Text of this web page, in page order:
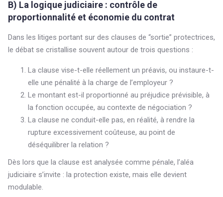
B) La logique judiciaire : contrôle de
proportionnalité et économie du contrat
Dans les litiges portant sur des clauses de “sortie” protectrices,
le débat se cristallise souvent autour de trois questions :
La clause vise-t-elle réellement un préavis, ou instaure-t-
elle une pénalité à la charge de l’employeur ?
Le montant est-il proportionné au préjudice prévisible, à
la fonction occupée, au contexte de négociation ?
La clause ne conduit-elle pas, en réalité, à rendre la
rupture excessivement coûteuse, au point de
déséquilibrer la relation ?
Dès lors que la clause est analysée comme pénale, l’aléa
judiciaire s’invite : la protection existe, mais elle devient
modulable.